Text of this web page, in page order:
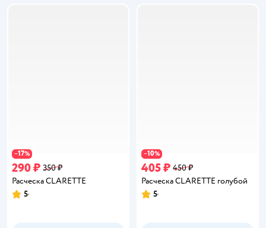
−17%
290 ₽ 350 ₽
Расческа CLARETTE
Рейтинг:
5
−10%
405 ₽ 450 ₽
Расческа CLARETTE голубой
Рейтинг:
5